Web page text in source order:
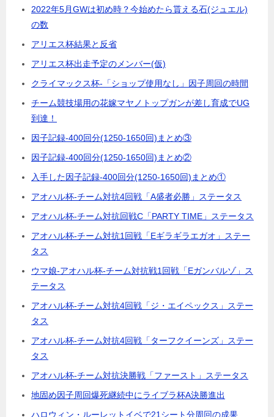
2022年5月GWは初め時？今始めたら貰える石(ジュエル)
の数
アリエス杯結果と反省
アリエス杯出走予定のメンバー(仮)
クライマックス杯-「ショップ使用なし」因子周回の時間
チーム競技場用の花嫁マヤノトップガンが差し育成でUG
到達！
因子記録-400回分(1250-1650回)まとめ③
因子記録-400回分(1250-1650回)まとめ②
入手した因子記録-400回分(1250-1650回)まとめ①
アオハル杯-チーム対抗4回戦「A盛者必勝」ステータス
アオハル杯-チーム対抗回戦C「PARTY TIME」ステータス
アオハル杯-チーム対抗1回戦「Eギラギラエガオ」ステー
タス
ウマ娘-アオハル杯-チーム対抗戦1回戦「Eガンバルゾ」ス
テータス
アオハル杯-チーム対抗4回戦「ジ・エイペックス」ステー
タス
アオハル杯-チーム対抗4回戦「ターフクイーンズ」ステー
タス
アオハル杯-チーム対抗決勝戦「ファースト」ステータス
地固め因子周回爆死継続中にライブラ杯A決勝進出
ハロウィン・ルーレットイベで21シート分周回の成果